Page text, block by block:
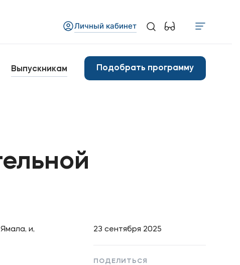
Личный кабинет
Выпускникам Подобрать программу
Карьера
23 сентября 2025
ПОДЕЛИТЬСЯ
и,